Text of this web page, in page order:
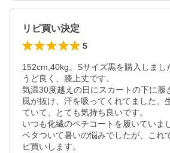
リピ買い決定
5
152cm,40kg。Sサイズ黒を購入しまし
うど良く、膝上丈です。
気温30度越えの日にスカートの下に履
風が抜け、汗を吸ってくれてました。
ていて、とても気持ち良いです。
いつも化繊のペチコートを履いていま
ベタついて暑いの悩みでしたが、これ
ピ買いします。